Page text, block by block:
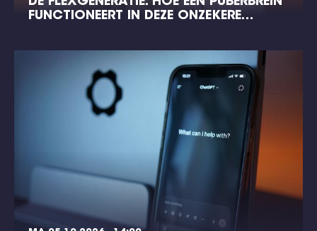
FUNCTIONEERT IN DEZE ONZEKERE…